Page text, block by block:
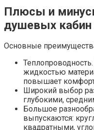
Плюсы и
душевых кабин
Основные
жидкостью
повышает
Широкий выбор
глубокими,
Большое
выпускаются:
квадратными,